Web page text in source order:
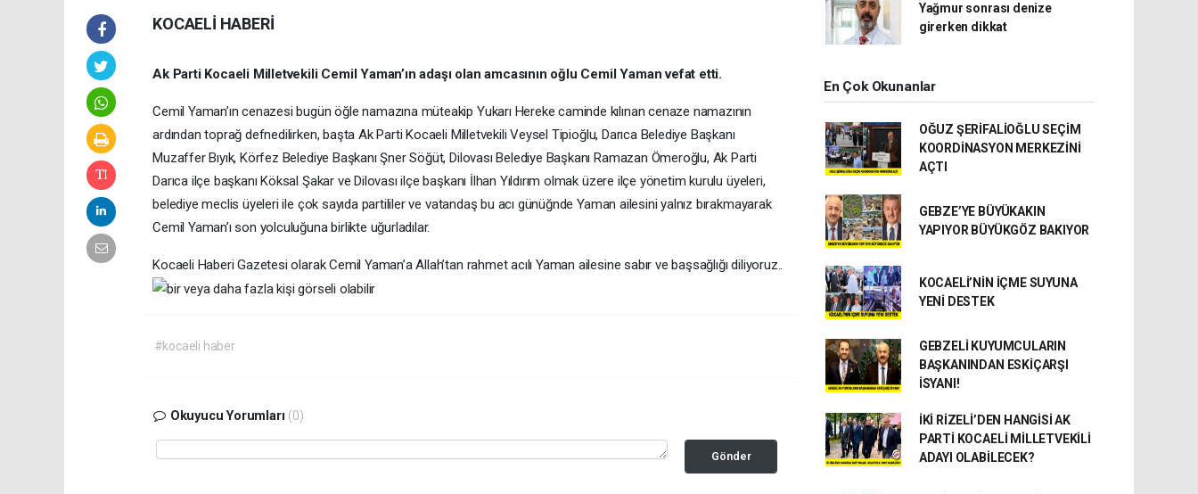
KOCAELİ HABERİ
Ak Parti Kocaeli Milletvekili Cemil Yaman’ın adaşı olan amcasının oğlu Cemil Yaman vefat etti.
Cemil Yaman’ın cenazesi bugün öğle namazına müteakip Yukarı Hereke caminde kılınan cenaze namazının
ardından toprağ defnedilirken, başta Ak Parti Kocaeli Milletvekili Veysel Tipioğlu, Darıca Belediye Başkanı
Muzaffer Bıyık, Körfez Belediye Başkanı Şner Söğüt, Dilovası Belediye Başkanı Ramazan Ömeroğlu, Ak Parti
Darıca ilçe başkanı Köksal Şakar ve Dilovası ilçe başkanı İlhan Yıldırım olmak üzere ilçe yönetim kurulu üyeleri,
belediye meclis üyeleri ile çok sayıda partililer ve vatandaş bu acı günüğnde Yaman ailesini yalnız bırakmayarak
Cemil Yaman’ı son yolculuğuna birlikte uğurladılar.
Kocaeli Haberi Gazetesi olarak Cemil Yaman’a Allah’tan rahmet acılı Yaman ailesine sabır ve başsağlığı diliyoruz..
#kocaeli haber
Okuyucu Yorumları (0)
Gönder
Yağmur sonrası denize
girerken dikkat
En Çok Okunanlar
OĞUZ ŞERİFALİOĞLU SEÇİM
KOORDİNASYON MERKEZİNİ
AÇTI
GEBZE’YE BÜYÜKAKIN
YAPIYOR BÜYÜKGÖZ BAKIYOR
KOCAELİ’NİN İÇME SUYUNA
YENİ DESTEK
GEBZELİ KUYUMCULARIN
BAŞKANINDAN ESKİÇARŞI
İSYANI!
İKİ RİZELİ’DEN HANGİSİ AK
PARTİ KOCAELİ MİLLETVEKİLİ
ADAYI OLABİLECEK?